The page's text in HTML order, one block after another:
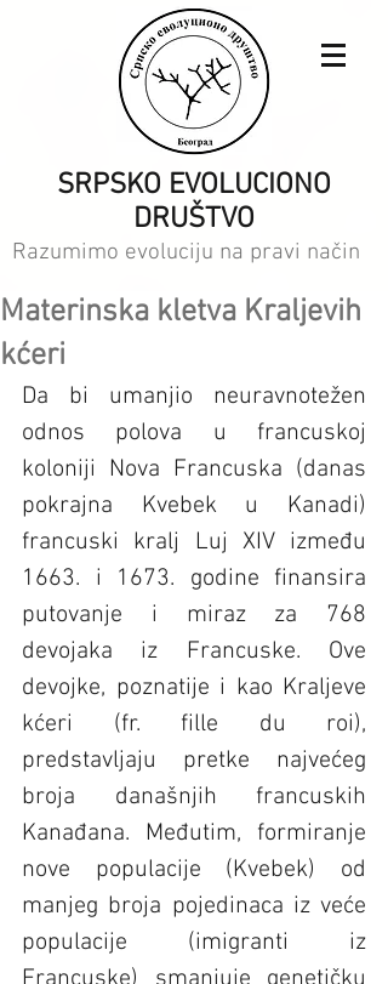
SRPSKO EVOLUCIONO
DRUŠTVO
Razumimo evoluciju na pravi način
Materinska kletva Kraljevih
kćeri
Da bi umanjio neuravnotežen
odnos polova u francuskoj
koloniji Nova Francuska (danas
pokrajna Kvebek u Kanadi)
francuski kralj Luj XIV između
1663. i 1673. godine finansira
putovanje i miraz za 768
devojaka iz Francuske. Ove
devojke, poznatije i kao Kraljeve
kćeri (fr. fille du roi),
predstavljaju pretke najvećeg
broja današnjih francuskih
Kanađana. Međutim, formiranje
nove populacije (Kvebek) od
manjeg broja pojedinaca iz veće
populacije (imigranti iz